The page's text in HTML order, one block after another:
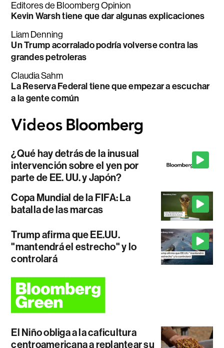
Editores de Bloomberg Opinion
Kevin Warsh tiene que dar algunas explicaciones
Liam Denning
Un Trump acorralado podría volverse contra las
grandes petroleras
Claudia Sahm
La Reserva Federal tiene que empezar a escuchar
a la gente común
¿Qué hay detrás de la inusual
intervención sobre el yen por
parte de EE. UU. y Japón?
Copa Mundial de la FIFA: La
batalla de las marcas
Trump afirma que EE.UU.
"mantendrá el estrecho" y lo
controlará
El Niño obliga a la caficultura
centroamericana a replantear su